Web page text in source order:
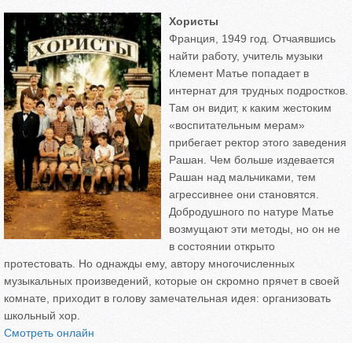
Хористы
Франция, 1949 год. Отчаявшись
найти работу, учитель музыки
Клемент Матье попадает в
интернат для трудных подростков.
Там он видит, к каким жестоким
«воспитательным мерам»
прибегает ректор этого заведения
Рашан. Чем больше издевается
Рашан над мальчиками, тем
агрессивнее они становятся.
Добродушного по натуре Матье
возмущают эти методы, но он не
в состоянии открыто
протестовать. Но однажды ему, автору многочисленных
музыкальных произведений, которые он скромно прячет в своей
комнате, приходит в голову замечательная идея: организовать
школьный хор.
Смотреть онлайн